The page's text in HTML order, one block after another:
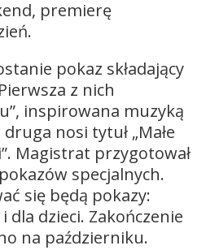
premierę
pokaz składający
z nich
inspirowana muzyką
nosi tytuł „Małe
Magistrat przygotował
specjalnych.
się będą pokazy:
dla dzieci. Zakończenie
na październiku.